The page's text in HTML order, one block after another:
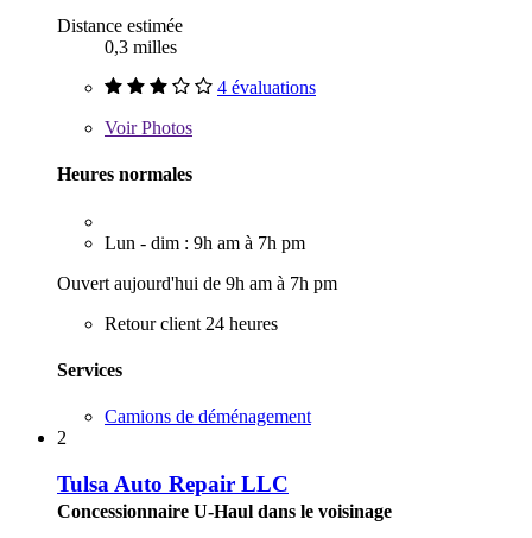
Distance estimée
0,3 milles
4 évaluations
VoirPhotos
Heures normales
Lun - dim : 9h am à 7h pm
Ouvert aujourd'hui de 9h am à 7h pm
Retour client 24 heures
Services
Camions de déménagement
2
Tulsa Auto Repair LLC
Concessionnaire U-Haul dans le voisinage